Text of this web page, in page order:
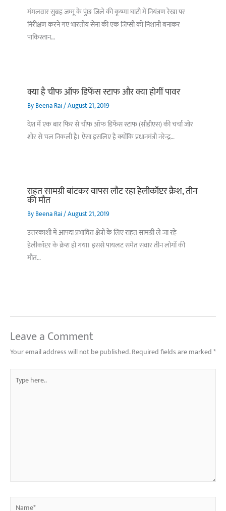
मंगलवार सुबह जम्मू के पुंछ जिले की कृष्णा घाटी में नियंत्रण रेखा पर
निरीक्षण करने गए भारतीय सेना की एक जिप्सी को निशानी बनाकर
पाकिस्तान…
क्या है चीफ ऑफ डिफेंस स्टाफ और क्या होगीं पावर
ByBeena Rai/August 21, 2019
देश में एक बार फिर से चीफ ऑफ डिफेंस स्टाफ (सीडीएस) की चर्चा जोर
शोर से चल निकली है। ऐसा इसलिए है क्योंकि प्रधानमंत्री नरेन्द्र…
राहत सामग्री बांटकर वापस लौट रहा हेलीकॉप्टर क्रैश, तीन
की मौत
ByBeena Rai/August 21, 2019
उत्तरकाशी में आपदा प्रभावित क्षेत्रों के लिए राहत सामग्री ले जा रहे
हेलीकॉप्टर के क्रेश हो गया। इससे पायलट समेत सवार तीन लोगों की
मौत…
Leave a Comment
Your email address will not be published.Required fields are marked*
here..